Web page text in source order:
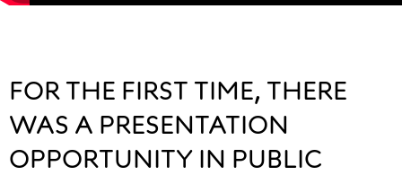
FOR THE FIRST TIME, THERE
WAS A PRESENTATION
OPPORTUNITY IN PUBLIC